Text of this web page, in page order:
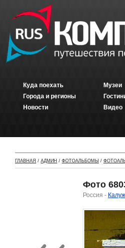
Куда поехать
Города и регионы
Новости
Музеи
Видео
ГЛАВНАЯ / АДМИН / ФОТОАЛЬБОМЫ /
Фото
Россия -